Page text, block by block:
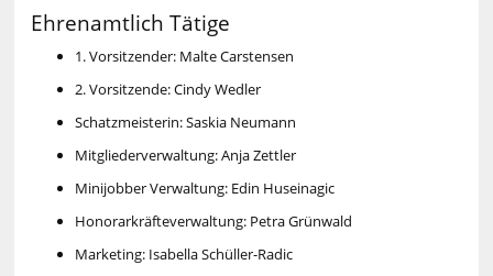
Ehrenamtlich Tätige
1. Vorsitzender: Malte Carstensen
2. Vorsitzende: Cindy Wedler
Schatzmeisterin: Saskia Neumann
Mitgliederverwaltung: Anja Zettler
Minijobber Verwaltung: Edin Huseinagic
Honorarkräfteverwaltung: Petra Grünwald
Marketing: Isabella Schüller-Radic